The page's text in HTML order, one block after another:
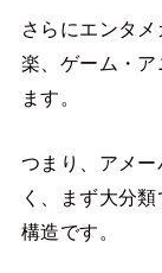
さらにエンタ
楽、ゲーム・
ます。
つまり、アメ
く、まず大分
構造です。